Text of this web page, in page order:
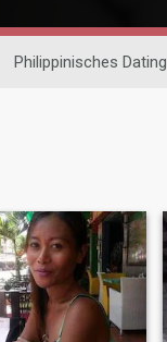
Philippinisches Dating